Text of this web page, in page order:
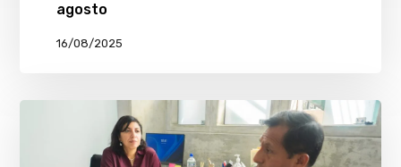
agosto
16/08/2025